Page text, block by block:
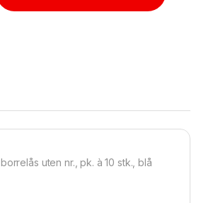
uten nr., pk. à 10 stk., blå